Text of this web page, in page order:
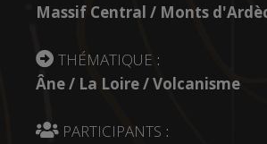
Massif Central / Monts
THÉMATIQUE :
Âne / La Loire / Volcanisme
PARTICIPANTS :